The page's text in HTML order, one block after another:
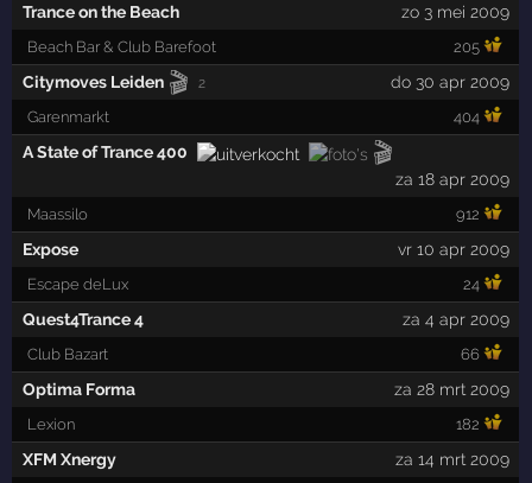
Trance on the Beach zo 3 mei 2009
Beach Bar & Club Barefoot 205
Citymoves Leiden 🎬 2 do 30 apr 2009
Garenmarkt 404
A State of Trance 400 🎬
za 18 apr 2009
Maassilo 912
Expose vr 10 apr 2009
Escape deLux 24
Quest4Trance 4 za 4 apr 2009
Club Bazart 66
Optima Forma za 28 mrt 2009
Lexion 182
XFM Xnergy za 14 mrt 2009